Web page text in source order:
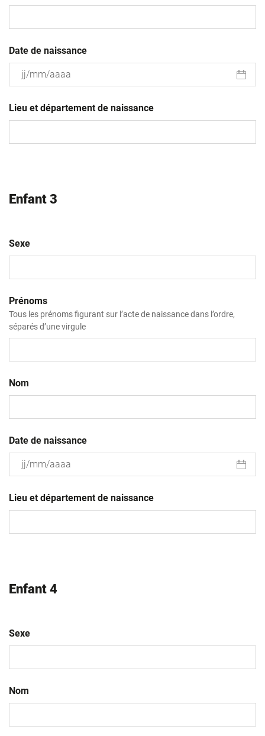
Date de naissance
slash
MM
Lieu et département de naissance
Enfant 3
Sexe
Prénoms
Tous les prénoms figurant sur l’acte de naissance dans l’ordre,
séparés d’une virgule
Nom
Date de naissance
slash
MM
Lieu et département de naissance
Enfant 4
Sexe
Nom